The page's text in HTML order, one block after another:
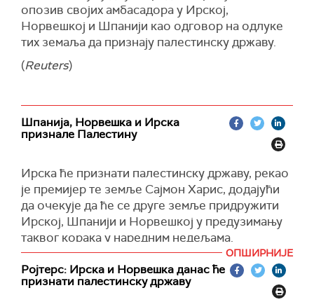
амерички генерал-мајор Пат Рајдер рекао је да
"не верује“, преносиТајмс ов Израел.
"Такође је важно запамтити да је ово зона
борбених дејстава и да је реч о сложеној
опозив својих амбасадора у Ирској,
Норвешкој и Шпанији као одговор на одлуке
тих земаља да признају палестинску државу.
(Reuters)
Шпанија, Норвешка и Ирска
признале Палестину
Ирска ће признати палестинску државу, рекао
је премијер те земље Сајмон Харис, додајући
да очекује да ће се друге земље придружити
Ирској, Шпанији и Норвешкој у предузимању
таквог корака у наредним недељама.
Шпански премијер Педро Санчез изјавио је да
ће Савет министара земље признати
независну палестинску државу у уторак, 28.
ОПШИРНИЈЕ
Ројтерс: Ирска и Норвешка данас ће
признати палестинску државу